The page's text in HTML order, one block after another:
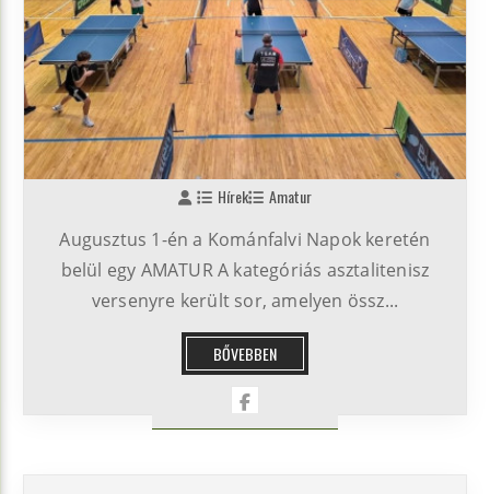
Hírek Amatur
Augusztus 1-én a Kománfalvi Napok keretén
belül egy AMATUR A kategóriás asztalitenisz
versenyre került sor, amelyen össz...
BŐVEBBEN